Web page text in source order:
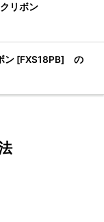
リボン
ン [FXS18PB] の